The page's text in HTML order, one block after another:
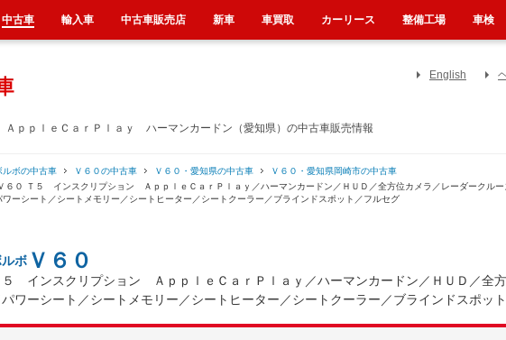
ｐｐｌｅＣａｒＰｌａｙ ハーマンカードン（愛知県）の中古車販売情報
English
ルボの中古車 Ｖ６０の中古車 Ｖ６０・愛知県の中古車
Ｖ６０・愛知県岡崎市の中古車
６０ Ｔ５ インスクリプション ＡｐｐｌｅＣａｒＰｌａｙ／ハーマンカードン／ＨＵＤ／全方位カメラ／レーダークルー
ワーシート／シートメモリー／シートヒーター／シートクーラー／ブラインドスポット／フルセグ
ボ Ｖ６０
５ インスクリプション ＡｐｐｌｅＣａｒＰｌａｙ／ハーマンカードン／ＨＵＤ／全
パワーシート／シートメモリー／シートヒーター／シートクーラー／ブラインドスポッ
中古車 輸入車 中古車販売店 新車 車買取 カーリース 整備工場 車検